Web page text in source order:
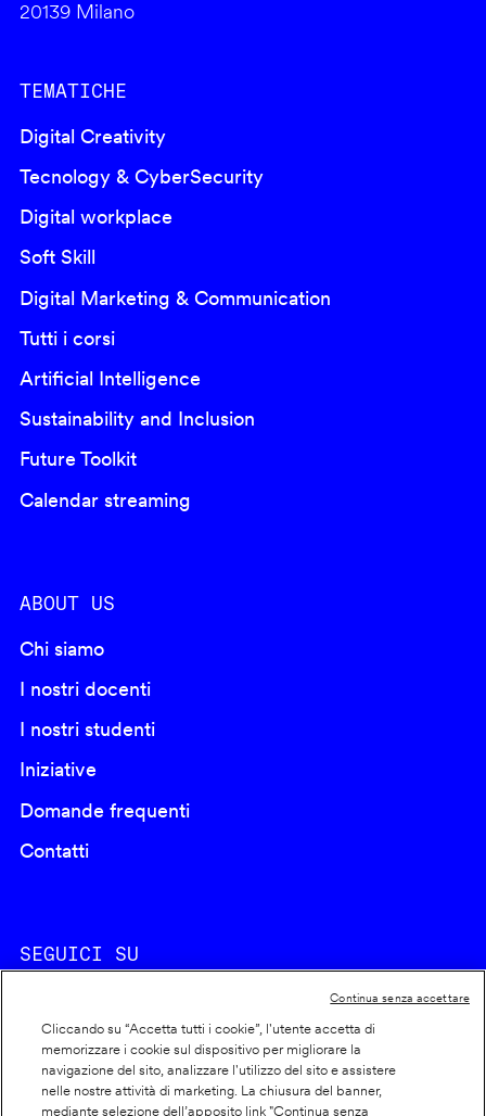
20139 Milano
TEMATICHE
Digital Creativity
Tecnology & CyberSecurity
Digital workplace
Soft Skill
Digital Marketing & Communication
Tutti i corsi
Artificial Intelligence
Sustainability and Inclusion
Future Toolkit
Calendar streaming
ABOUT US
Chi siamo
I nostri docenti
I nostri studenti
Iniziative
Domande frequenti
Contatti
SEGUICI SU
Cookie policy
Cliccando su “Accetta tutti i cookie”, l'utente accetta di
memorizzare i cookie sul dispositivo per migliorare la
navigazione del sito, analizzare l'utilizzo del sito e assistere
nelle nostre attività di marketing. La chiusura del banner,
mediante selezione dell’apposito link "Continua senza
Continua senza accettare